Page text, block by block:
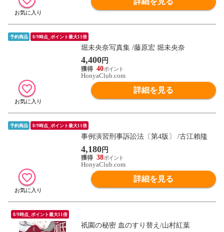
予約商品 8/9時点_ポイント最大11倍
堀未央奈写真集 /藤原宏 堀未央奈
4,400円
40
HonyaClub.com
詳細を見る
予約商品 8/9時点_ポイント最大11倍
事例演習刑事訴訟法〔第4版〕 /古江賴隆
4,180円
38
HonyaClub.com
詳細を見る
8/9時点_ポイント最大11倍
祇園の秘密 血のすり替え/山村紅葉